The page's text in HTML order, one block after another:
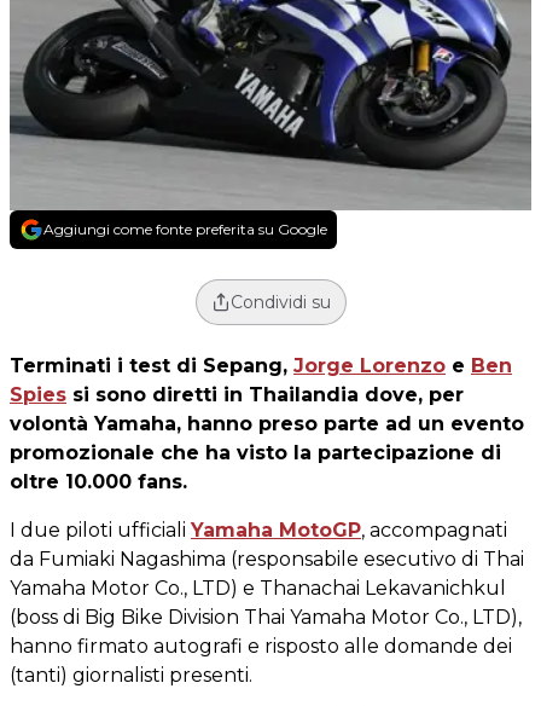
Aggiungi come fonte preferita su Google
Condividi su
Terminati i test di Sepang, Jorge Lorenzo e Ben
Spies si sono diretti in Thailandia dove, per
volontà Yamaha, hanno preso parte ad un evento
promozionale che ha visto la partecipazione di
oltre 10.000 fans.
I due piloti ufficiali Yamaha MotoGP, accompagnati
da Fumiaki Nagashima (responsabile esecutivo di Thai
Yamaha Motor Co., LTD) e Thanachai Lekavanichkul
(boss di Big Bike Division Thai Yamaha Motor Co., LTD),
hanno firmato autografi e risposto alle domande dei
(tanti) giornalisti presenti.